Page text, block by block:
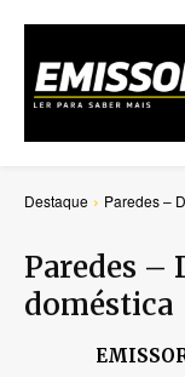
Destaque Paredes –
Paredes –
doméstica